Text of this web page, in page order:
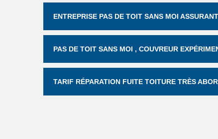
ENTREPRISE PAS DE TOIT SANS MOI
PAS DE TOIT SANS MOI , COUVREUR
TARIF RÉPARATION FUITE TOITURE TRÈS